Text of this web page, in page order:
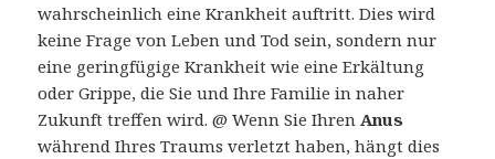
wahrscheinlich eine Krankheit auftritt. Dies wird
keine Frage von Leben und Tod sein, sondern nur
eine geringfügige Krankheit wie eine Erkältung
oder Grippe, die Sie und Ihre Familie in naher
Zukunft treffen wird. @ Wenn Sie IhrenAnus
während Ihres Traums verletzt haben, hängt dies